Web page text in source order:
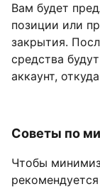
Вам будет
позиции или
закрытия.
средства
аккаунт,
Советы по
Чтобы